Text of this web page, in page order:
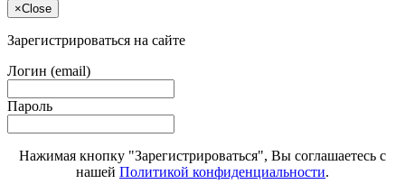
×Close
Зарегистрироваться на сайте
Логин (email)
Пароль
Нажимая кнопку "Зарегистрироваться", Вы соглашаетесь с
нашей Политикой конфиденциальности.